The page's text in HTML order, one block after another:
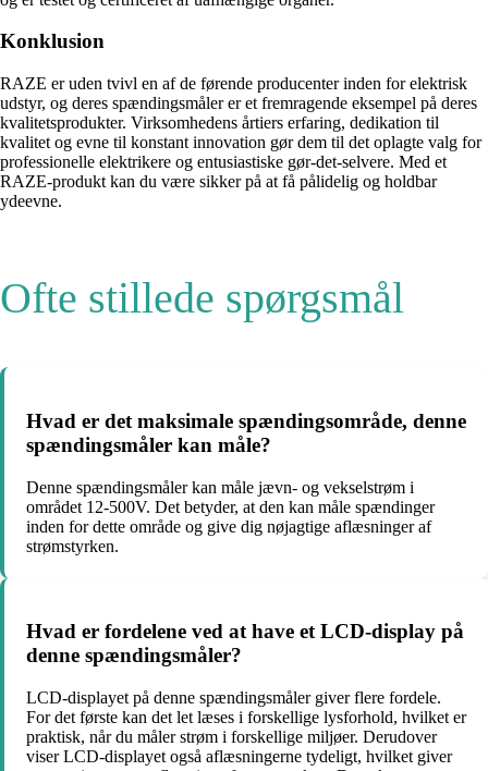
Konklusion
RAZE er uden tvivl en af ​​de førende producenter inden for elektrisk
udstyr, og deres spændingsmåler er et fremragende eksempel på deres
kvalitetsprodukter. Virksomhedens årtiers erfaring, dedikation til
kvalitet og evne til konstant innovation gør dem til det oplagte valg for
professionelle elektrikere og entusiastiske gør-det-selvere. Med et
RAZE-produkt kan du være sikker på at få pålidelig og holdbar
ydeevne.
Ofte stillede spørgsmål
Hvad er det maksimale spændingsområde, denne
spændingsmåler kan måle?
Denne spændingsmåler kan måle jævn- og vekselstrøm i
området 12-500V. Det betyder, at den kan måle spændinger
inden for dette område og give dig nøjagtige aflæsninger af
strømstyrken.
Hvad er fordelene ved at have et LCD-display på
denne spændingsmåler?
LCD-displayet på denne spændingsmåler giver flere fordele.
For det første kan det let læses i forskellige lysforhold, hvilket er
praktisk, når du måler strøm i forskellige miljøer. Derudover
viser LCD-displayet også aflæsningerne tydeligt, hvilket giver